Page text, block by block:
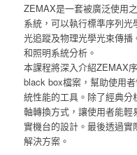
ZEMAX是一套被廣泛使用
系統，可以執行標準序列
光追蹤及物理光學光束傳
和照明系統分析。
本課程將深入介紹ZEMAX
black box檔案，幫助使用
統性能的工具。除了經典
軸轉換方式，讓使用者能
實機台的設計。最後透過
解決方案。